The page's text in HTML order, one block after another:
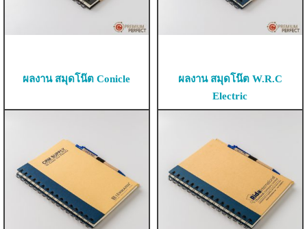
ผลงาน สมุดโน๊ต Conicle
ผลงาน สมุดโน๊ต W.R.C
Electric